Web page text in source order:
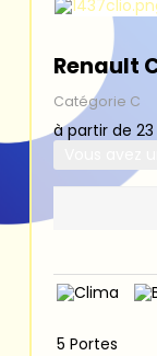
Renault
Catégorie C
à partir de
5 Portes